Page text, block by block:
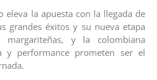
eleva la apuesta con la llegada de
grandes éxitos y su nueva etapa
y la colombiana
y performance prometen ser el